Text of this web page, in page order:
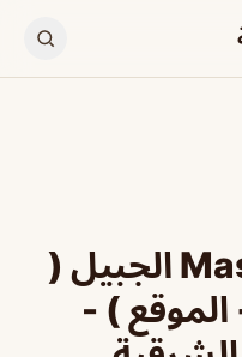
مطعم مصالى Masali الجبيل (
الموقع ) -